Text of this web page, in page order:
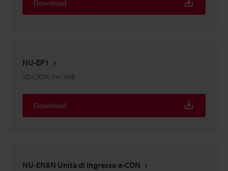
Download
NU-EP1
3D-CATIA: 747.5KB
Download
NU-EN8N Unità di ingresso e-CON